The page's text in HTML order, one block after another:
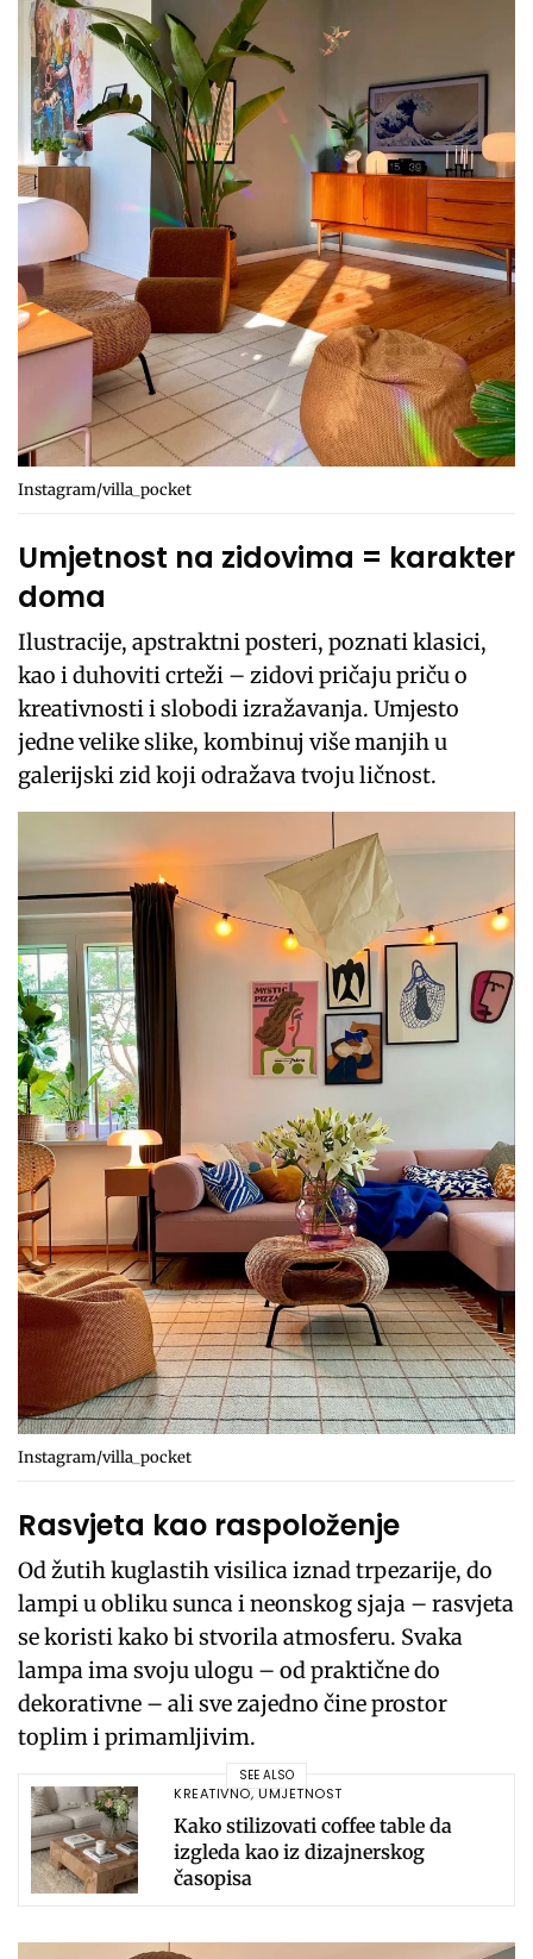
Instagram/villa_pocket
Umjetnost na zidovima = karakter
doma
Ilustracije, apstraktni posteri, poznati klasici,
kao i duhoviti crteži – zidovi pričaju priču o
kreativnosti i slobodi izražavanja. Umjesto
jedne velike slike, kombinuj više manjih u
galerijski zid koji odražava tvoju ličnost.
Instagram/villa_pocket
Rasvjeta kao raspoloženje
Od žutih kuglastih visilica iznad trpezarije, do
lampi u obliku sunca i neonskog sjaja – rasvjeta
se koristi kako bi stvorila atmosferu. Svaka
lampa ima svoju ulogu – od praktične do
dekorativne – ali sve zajedno čine prostor
toplim i primamljivim.
SEE ALSO
KREATIVNO,UMJETNOST
Kako stilizovati coffee table da
izgleda kao iz dizajnerskog
časopisa